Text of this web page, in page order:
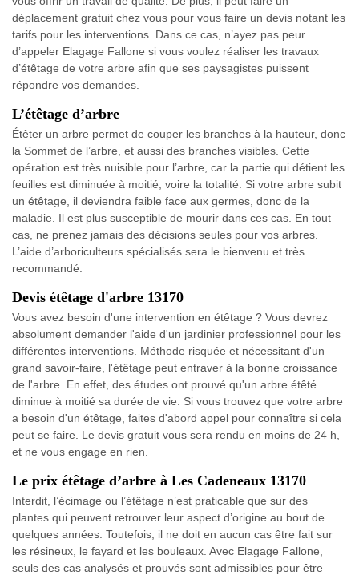
déplacement gratuit chez vous pour vous faire un devis notant les
tarifs pour les interventions. Dans ce cas, n’ayez pas peur
d’appeler Elagage Fallone si vous voulez réaliser les travaux
d’étêtage de votre arbre afin que ses paysagistes puissent
répondre vos demandes.
L’étêtage d’arbre
Étêter un arbre permet de couper les branches à la hauteur, donc
la Sommet de l’arbre, et aussi des branches visibles. Cette
opération est très nuisible pour l’arbre, car la partie qui détient les
feuilles est diminuée à moitié, voire la totalité. Si votre arbre subit
un étêtage, il deviendra faible face aux germes, donc de la
maladie. Il est plus susceptible de mourir dans ces cas. En tout
cas, ne prenez jamais des décisions seules pour vos arbres.
L’aide d’arboriculteurs spécialisés sera le bienvenu et très
recommandé.
Devis étêtage d'arbre 13170
Vous avez besoin d'une intervention en étêtage ? Vous devrez
absolument demander l'aide d'un jardinier professionnel pour les
différentes interventions. Méthode risquée et nécessitant d'un
grand savoir-faire, l'étêtage peut entraver à la bonne croissance
de l'arbre. En effet, des études ont prouvé qu'un arbre étêté
diminue à moitié sa durée de vie. Si vous trouvez que votre arbre
a besoin d'un étêtage, faites d'abord appel pour connaître si cela
peut se faire. Le devis gratuit vous sera rendu en moins de 24 h,
et ne vous engage en rien.
Le prix étêtage d’arbre à Les Cadeneaux 13170
Interdit, l’écimage ou l’étêtage n’est praticable que sur des
plantes qui peuvent retrouver leur aspect d’origine au bout de
quelques années. Toutefois, il ne doit en aucun cas être fait sur
les résineux, le fayard et les bouleaux. Avec Elagage Fallone,
seuls des cas analysés et prouvés sont admissibles pour être